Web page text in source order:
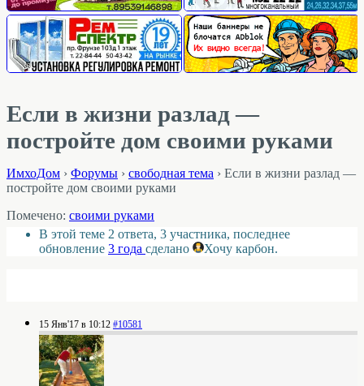
Если в жизни разлад —
постройте дом своими руками
ИмхоДом › Форумы › свободная тема › Если в жизни разлад —
постройте дом своими руками
Помечено: своими руками
В этой теме 2 ответа, 3 участника, последнее
обновление 3 года сделано Хочу карбон.
15 Янв'17 в 10:12 #10581